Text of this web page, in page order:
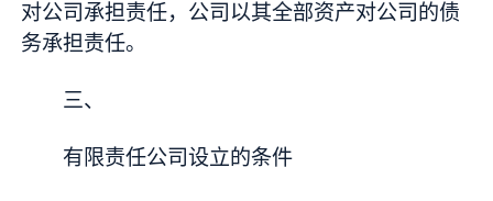
对公司承担责任，公司以其全部资产对公司的债
务承担责任。
三、
有限责任公司设立的条件